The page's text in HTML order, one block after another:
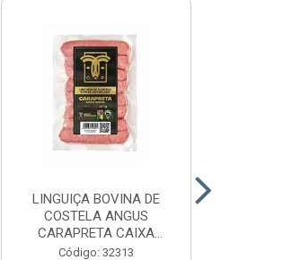
LINGUIÇA BOVINA DE
COSTELA ANGUS
CARAPRETA CAIXA
24X300G
Código: 32313